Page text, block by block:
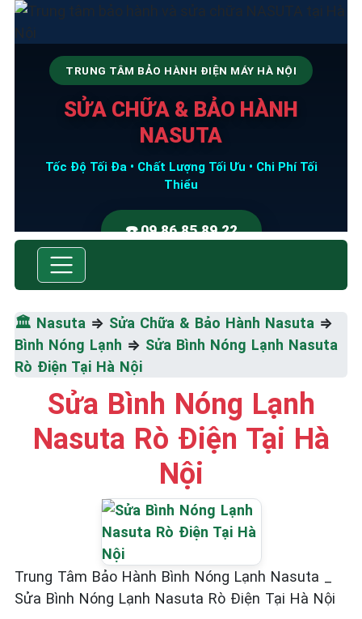
TRUNG TÂM BẢO HÀNH ĐIỆN MÁY HÀ NỘI
SỬA CHỮA & BẢO HÀNH
NASUTA
Tốc Độ Tối Đa • Chất Lượng Tối Ưu • Chi Phí Tối
Thiểu
☎️ 09.86.85.89.22
🏛️ Nasuta ⇒ Sửa Chữa & Bảo Hành Nasuta ⇒
Bình Nóng Lạnh ⇒ Sửa Bình Nóng Lạnh Nasuta
Rò Điện Tại Hà Nội
Sửa Bình Nóng Lạnh
Nasuta Rò Điện Tại Hà
Nội
Trung Tâm Bảo Hành Bình Nóng Lạnh Nasuta _
Sửa Bình Nóng Lạnh Nasuta Rò Điện Tại Hà Nội